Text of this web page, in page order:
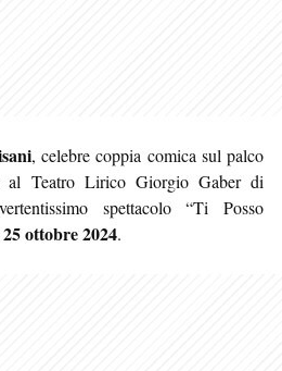
, celebre coppia comica sul palco
al Teatro Lirico Giorgio Gaber di
spettacolo “Ti Posso
25 ottobre 2024.